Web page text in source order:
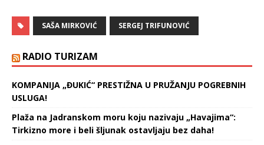
vlasnik i direktor Hype
televizije Saša Mirković
nadzornih kamera
napisao: – Radnike Hype
ne može niko da
zastrašuje dovođenjem
SAŠA MIRKOVIĆ SERGEJ TRIFUNOVIĆ
RADIO TURIZAM
KOMPANIJA „ĐUKIĆ“ PRESTIŽNA U PRUŽANJU POGREBNIH
USLUGA!
Plaža na Jadranskom moru koju nazivaju „Havajima“:
Tirkizno more i beli šljunak ostavljaju bez daha!